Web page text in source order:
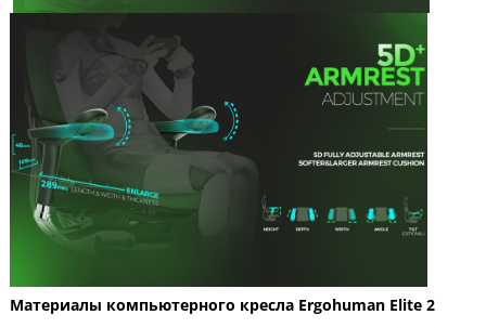
Материалы компьютерного кресла Ergohuman Elite 2